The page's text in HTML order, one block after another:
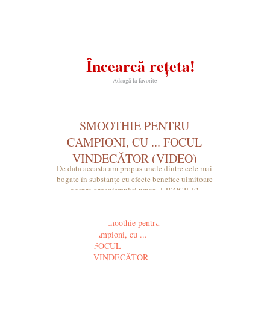
Încearcă rețeta!
Adaugă la favorite
SMOOTHIE PENTRU
CAMPIONI, CU ... FOCUL
VINDECĂTOR (VIDEO)
De data aceasta am propus unele dintre cele mai
bogate în substanțe cu efecte benefice uimitoare
asupra organismului uman, URZICILE!